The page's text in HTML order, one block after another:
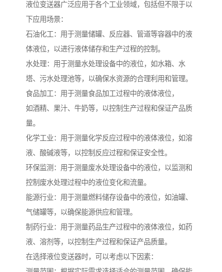
液位变送器广泛应用于各个工业领域，包括但不限于以
下应用场景：
石油化工：用于测量储罐、反应器、管道等容器中的液
体液位，以进行液体储存和生产过程的控制。
水处理：用于测量水处理设备中的液位，如水箱、水
塔、污水处理池等，以确保水资源的合理利用和管理。
食品加工：用于测量食品加工过程中的液体液位，
如酒精、果汁、牛奶等，以控制生产过程和保证产品质
量。
化学工业：用于测量化学反应过程中的液体液位，如溶
液、酸碱液等，以控制反应过程和保证安全性。
环保监测：用于测量废水处理设备中的液位，以监测和
控制废水处理过程中的液位变化和流量。
能源行业：用于测量燃料储存设备中的液位，如油罐、
气储罐等，以确保能源供应和管理。
制药行业：用于测量药品生产过程中的液体液位，如药
液、溶剂等，以控制生产过程和保证产品质量。
在选择液位变送器时，可以考虑以下因素：